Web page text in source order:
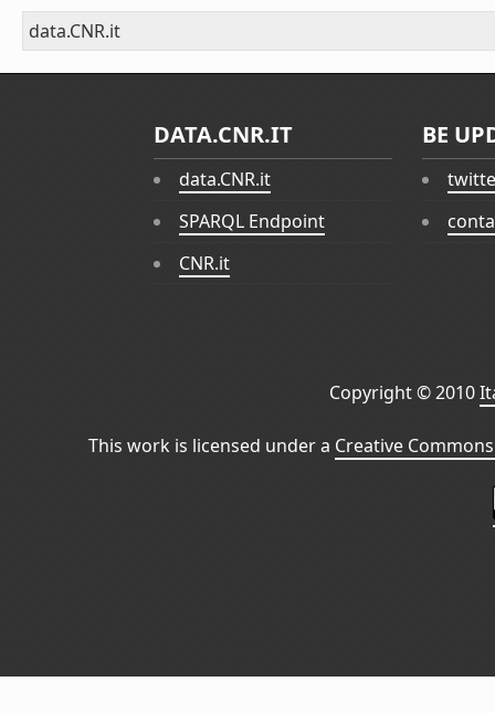
data.CNR.it
DATA.CNR.IT
data.CNR.it
SPARQL Endpoint
CNR.it
BE
Copyright © 2010
This work is licensed under a Creative